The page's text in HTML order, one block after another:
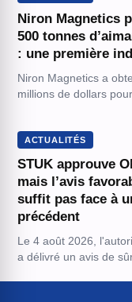
Niron Magnetics
500 tonnes
: une première
Niron Magnetics a
millions de dollars
ACTUALITÉS
STUK approuve
mais l’avis
suffit pas face à
précédent
Le 4 août 2026,
a délivré un avis de